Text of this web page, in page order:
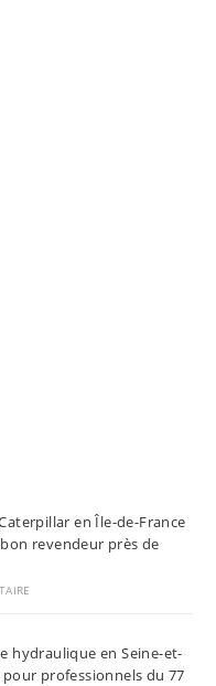
en Île-de-France
revendeur près de
hydraulique en Seine-et-
pour professionnels du 77